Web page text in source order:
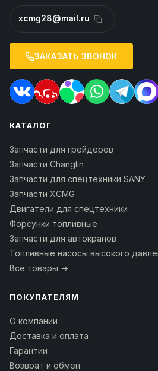
xcmg28@mail.ru
ЗАКАЗАТЬ ЗВОНОК
КАТАЛОГ
Запчасти для грейдеров
Запчасти Changlin
Запчасти для спецтехники SANY
Запчасти XCMG
Двигатели для спецтехники
Форсунки топливные
Запчасти для автокранов
Топливные насосы высокого
Все товары →
ПОКУПАТЕЛЯМ
О компании
Доставка и оплата
Гарантии
Возврат и обмен